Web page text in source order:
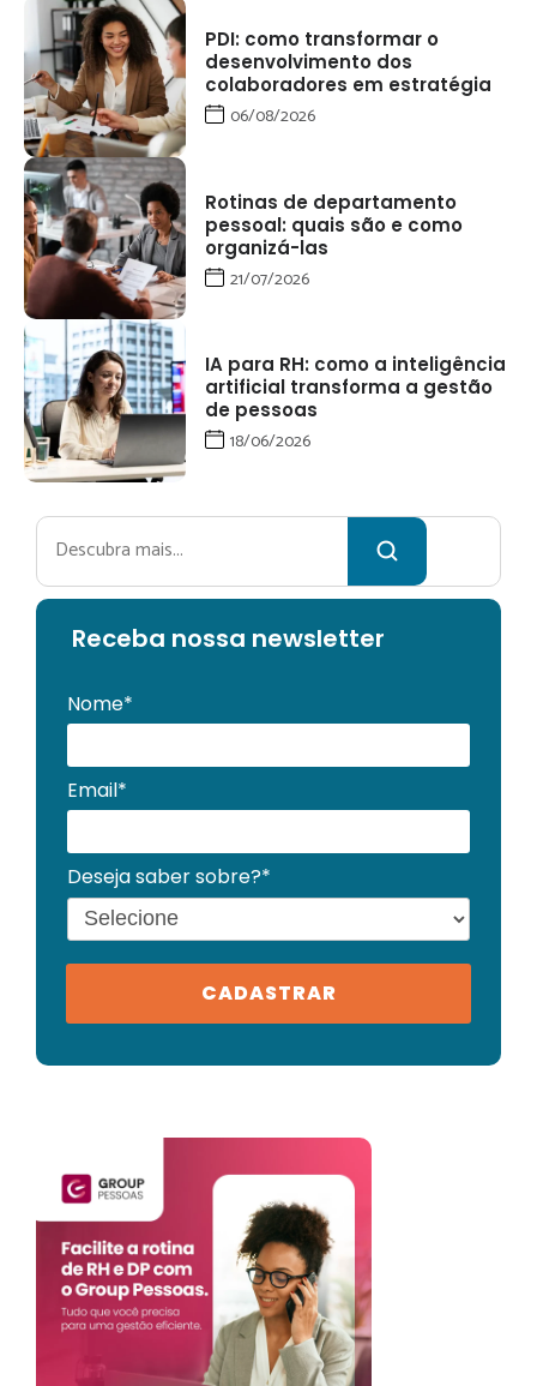
PDI: como transformar o
desenvolvimento dos
colaboradores em estratégia
06/08/2026
Rotinas de departamento
pessoal: quais são e como
organizá-las
21/07/2026
IA para RH: como a inteligência
artificial transforma a gestão
de pessoas
18/06/2026
Pesquisar
Receba nossa newsletter
Nome*
Email*
Deseja saber sobre?*
CADASTRAR